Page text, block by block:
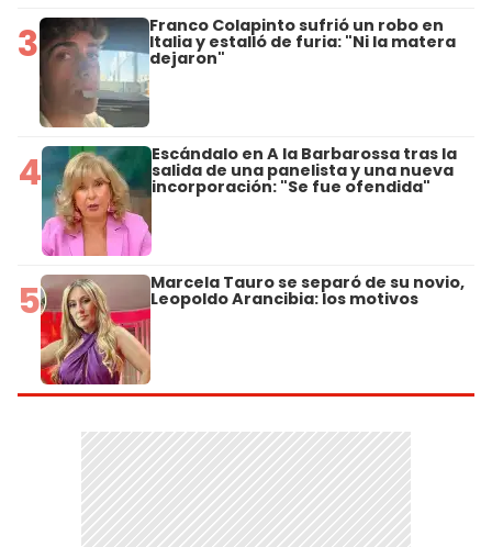
3 Franco Colapinto sufrió un robo en
Italia y estalló de furia: "Ni la matera
dejaron"
4 Escándalo en A la Barbarossa tras la
salida de una panelista y una nueva
incorporación: "Se fue ofendida"
5 Marcela Tauro se separó de su novio,
Leopoldo Arancibia: los motivos